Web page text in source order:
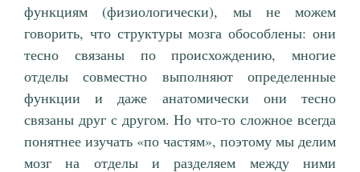
функциям (физиологически), мы не можем
говорить, что структуры мозга обособлены: они
тесно связаны по происхождению, многие
отделы совместно выполняют определенные
функции и даже анатомически они тесно
связаны друг с другом. Но что-то сложное всегда
понятнее изучать «по частям», поэтому мы делим
мозг на отделы и разделяем между ними